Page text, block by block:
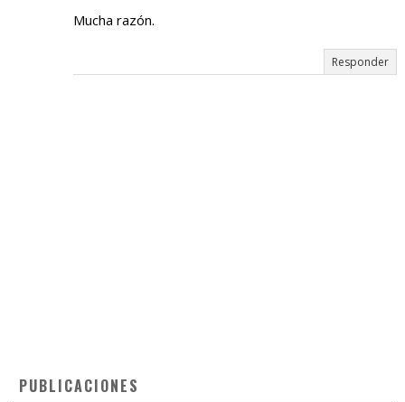
Mucha razón.
Responder
PUBLICACIONES